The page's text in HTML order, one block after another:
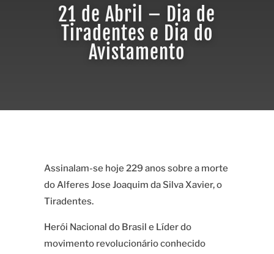
21 de Abril – Dia de
Tiradentes e Dia do
Avistamento
Assinalam-se hoje 229 anos sobre a morte
do Alferes Jose Joaquim da Silva Xavier, o
Tiradentes.
Herói Nacional do Brasil e Líder do
movimento revolucionário conhecido